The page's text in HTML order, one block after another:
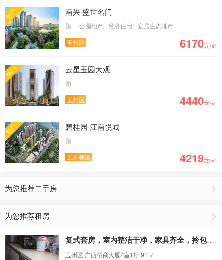
成交135套，玉林房价为5235元/㎡
第21周（5月22日--5月28日）玉林市区商品房住宅
成交149套，玉林房价为5114元/㎡
第16周（4月17日--4月23日）玉林市区商品房住宅
最新房价出炉，玉林房价为5407元/㎡
热门 南兴·盛世名门
公园地产 经济住宅
宜居生态地产
玉州区
6170元/㎡
热门 云星玉园大观
玉州区 4440元/㎡
热门 碧桂园·江南悦城
玉东新区 4219元/㎡
为您推荐二手房
为您推荐租房
复式套房，室内整洁干净，家具齐全，拎包入住
玉州区 广西侨商大厦2室1厅 91㎡